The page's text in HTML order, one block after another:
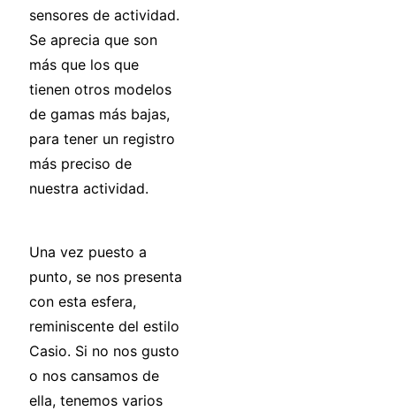
sensores de actividad.
Se aprecia que son
más que los que
tienen otros modelos
de gamas más bajas,
para tener un registro
más preciso de
nuestra actividad.
Una vez puesto a
punto, se nos presenta
con esta esfera,
reminiscente del estilo
Casio. Si no nos gusto
o nos cansamos de
ella, tenemos varios